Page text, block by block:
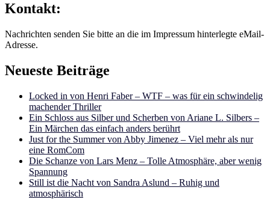
Kontakt:
Nachrichten senden Sie bitte an die im Impressum hinterlegte eMail-
Adresse.
Neueste Beiträge
Locked in von Henri Faber – WTF – was für ein schwindelig
machender Thriller
Ein Schloss aus Silber und Scherben von Ariane L. Silbers –
Ein Märchen das einfach anders berührt
Just for the Summer von Abby Jimenez – Viel mehr als nur
eine RomCom
Die Schanze von Lars Menz – Tolle Atmosphäre, aber wenig
Spannung
Still ist die Nacht von Sandra Aslund – Ruhig und
atmosphärisch